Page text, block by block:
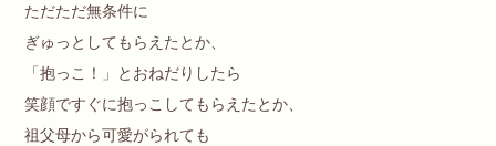
ただただ無条件に
ぎゅっとしてもらえたとか、
「抱っこ！」とおねだりしたら
笑顔ですぐに抱っこしてもらえたとか、
祖父母から可愛がられても